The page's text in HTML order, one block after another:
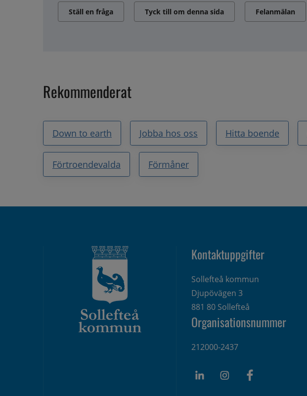
Ställ en fråga Tyck till om denna sida Felanmälan
Rekommenderat
Down to earth Jobba hos oss Hitta boende
Förtroendevalda Förmåner
Kontaktuppgifter
Sollefteå kommun
Djupövägen 3
881 80 Sollefteå
Organisationsnummer
212000-2437